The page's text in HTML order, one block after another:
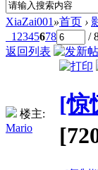
XiaZai001 »首页 ›
1 2345678 /
返回列表
楼主:
Mario
[惊